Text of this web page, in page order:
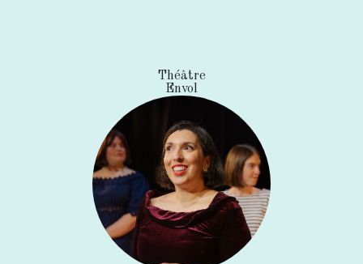
Théâtre
Envol